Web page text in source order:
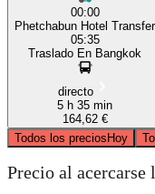
00:00
Phetchabun Hotel Transfer
05:35
Traslado En Bangkok
directo
5 h 35 min
164,62 €
Todos los preciosHoy
Precio al acercarse